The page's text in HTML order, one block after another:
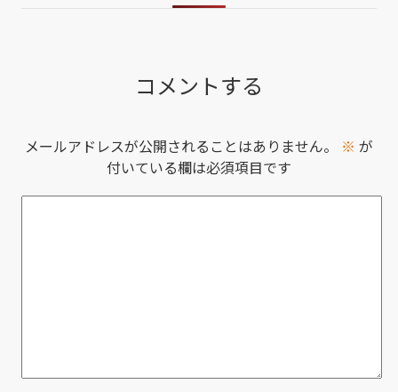
コメントする
メールアドレスが公開されることはありません。 ※ が
付いている欄は必須項目です